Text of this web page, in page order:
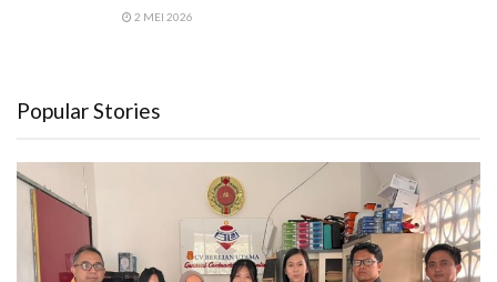
2 MEI 2026
Popular Stories